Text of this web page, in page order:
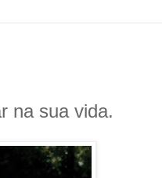
na sua vida.